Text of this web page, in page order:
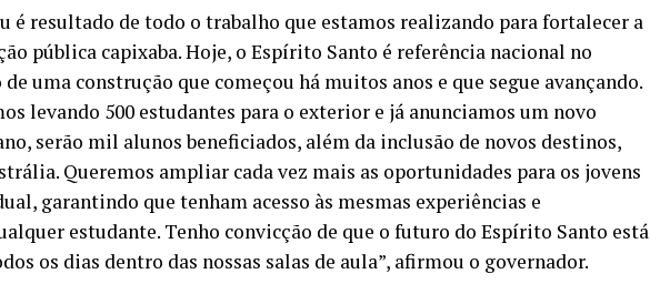
é resultado de todo o trabalho que estamos realizando para fortalecer a
pública capixaba. Hoje, o Espírito Santo é referência nacional no
uma construção que começou há muitos anos e que segue avançando.
levando 500 estudantes para o exterior e já anunciamos um novo
serão mil alunos beneficiados, além da inclusão de novos destinos,
Queremos ampliar cada vez mais as oportunidades para os jovens
garantindo que tenham acesso às mesmas experiências e
estudante. Tenho convicção de que o futuro do Espírito Santo está
os dias dentro das nossas salas de aula”, afirmou o governador.